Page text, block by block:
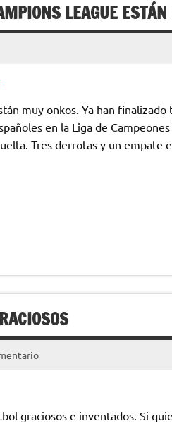
LEAGUE
muy onkos. Ya han
en la Liga de
Tres derrotas y un empate
graciosos e inventados. Si